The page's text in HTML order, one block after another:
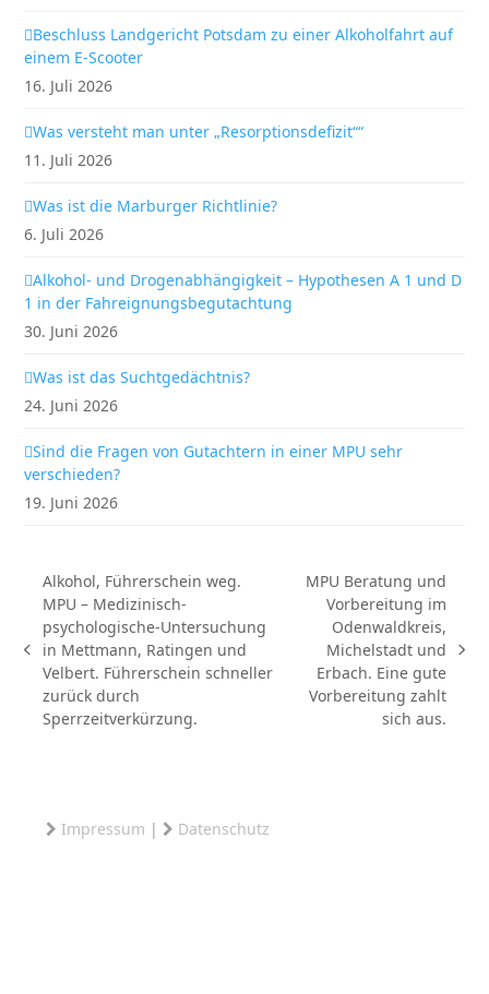
Beschluss Landgericht Potsdam zu einer Alkoholfahrt auf
einem E-Scooter
16. Juli 2026
Was versteht man unter „Resorptionsdefizit““
11. Juli 2026
Was ist die Marburger Richtlinie?
6. Juli 2026
Alkohol- und Drogenabhängigkeit – Hypothesen A 1 und D
1 in der Fahreignungsbegutachtung
30. Juni 2026
Was ist das Suchtgedächtnis?
24. Juni 2026
Sind die Fragen von Gutachtern in einer MPU sehr
verschieden?
19. Juni 2026
vorheriger
Beitrag:
Alkohol, Führerschein weg.
MPU – Medizinisch-
psychologische-Untersuchung
in Mettmann, Ratingen und
Velbert. Führerschein schneller
zurück durch
Sperrzeitverkürzung.
Nächster
Beitrag:
MPU Beratung und
Vorbereitung im
Odenwaldkreis,
Michelstadt und
Erbach. Eine gute
Vorbereitung zahlt
sich aus.
Impressum | Datenschutz